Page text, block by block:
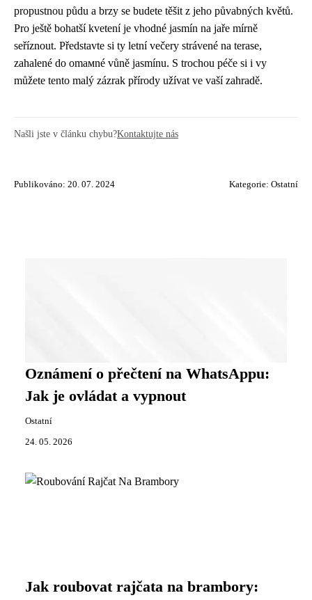
propustnou půdu a brzy se budete těšit z jeho půvabných květů.
Pro ještě bohatší kvetení je vhodné jasmín na jaře mírně
seříznout. Představte si ty letní večery strávené na terase,
zahalené do omaмné vůně jasmínu. S trochou péče si i vy
můžete tento malý zázrak přírody užívat ve vaší zahradě.
Našli jste v článku chybu?Kontaktujte nás
Publikováno: 20. 07. 2024 Kategorie: Ostatní
Oznámení o přečtení na WhatsAppu:
Jak je ovládat a vypnout
Ostatní
24. 05. 2026
Jak roubovat rajčata na brambory: